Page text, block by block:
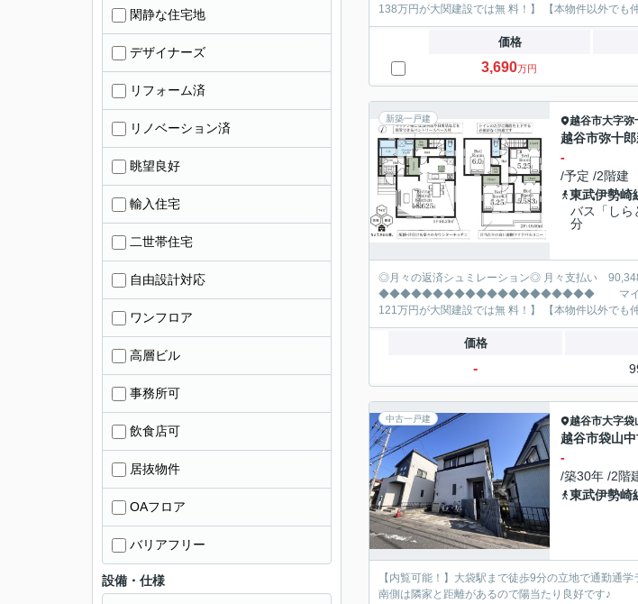
価格
3,690万円
新築一戸建 越谷市大字弥
越谷市弥十
-
/予定 /2階建
東武伊勢崎
バス「しら
分
◎月々の返済シュミレーション◎ 月々支払い 90,348円 借り入れ額 3,490万円 変動金利35年 ボーナス払い無し
◆◆◆◆◆◆◆◆◆◆◆◆◆◆◆◆◆◆◆◆ マイホーム購入にかかる費用を削減!! 大関建設で賢くお得にマイホーム購入♪ 【仲 介 手 数 料
価格
-
中古一戸建 越谷市大字袋
越谷市袋山
-
/築30年 /2階
東武伊勢崎
【内覧可能！】大袋駅まで徒歩9分の立地で通勤通学
南側は隣家と距離があるので陽当たり良好です♪
閑静な住宅地
デザイナーズ
リフォーム済
リノベーション済
眺望良好
輸入住宅
二世帯住宅
自由設計対応
ワンフロア
高層ビル
事務所可
飲食店可
居抜物件
OAフロア
バリアフリー
設備・仕様